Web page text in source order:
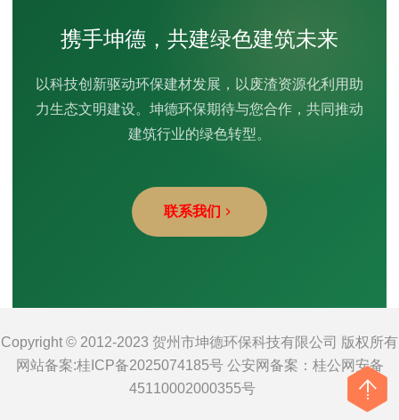
携手坤德，共建绿色建筑未来
以科技创新驱动环保建材发展，以废渣资源化利用助
力生态文明建设。坤德环保期待与您合作，共同推动
建筑行业的绿色转型。
联系我们
Copyright © 2012-2023 贺州市坤德环保科技有限公司 版权所有
网站备案:桂ICP备2025074185号公安网备案： 桂公网安备
45110002000355号